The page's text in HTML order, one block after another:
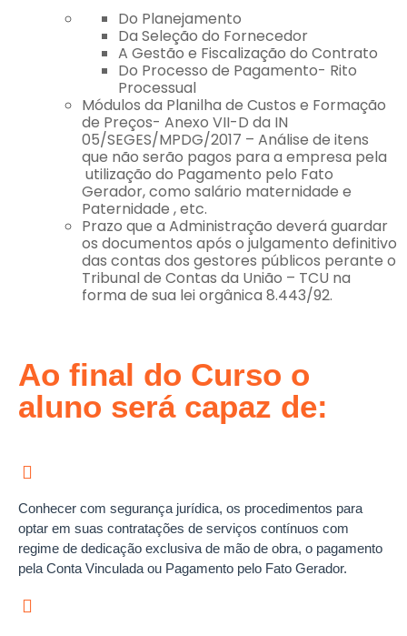
Do Planejamento
Da Seleção do Fornecedor
A Gestão e Fiscalização do Contrato
Do Processo de Pagamento- Rito
Processual
Módulos da Planilha de Custos e Formação
de Preços- Anexo VII-D da IN
05/SEGES/MPDG/2017 – Análise de itens
que não serão pagos para a empresa pela
utilização do Pagamento pelo Fato
Gerador, como salário maternidade e
Paternidade , etc.
Prazo que a Administração deverá guardar
os documentos após o julgamento definitivo
das contas dos gestores públicos perante o
Tribunal de Contas da União – TCU na
forma de sua lei orgânica 8.443/92.
Ao final do Curso o
aluno será capaz de:
Conhecer com segurança jurídica, os procedimentos para
optar em suas contratações de serviços contínuos com
regime de dedicação exclusiva de mão de obra, o pagamento
pela Conta Vinculada ou Pagamento pelo Fato Gerador.